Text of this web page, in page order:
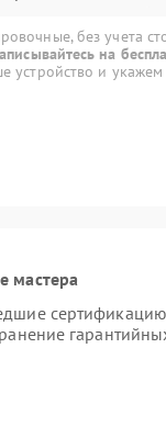
без учета
на
устройство и укажем
мастера